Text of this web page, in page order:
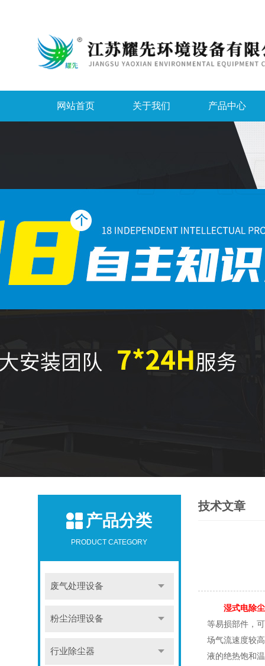
网站首页 关于我们 产品中心
产品分类
PRODUCT CATEGORY
废气处理设备
粉尘治理设备
行业除尘器
技术文章
湿式电除
等易损部件，
场气流速度较
液的绝热饱和